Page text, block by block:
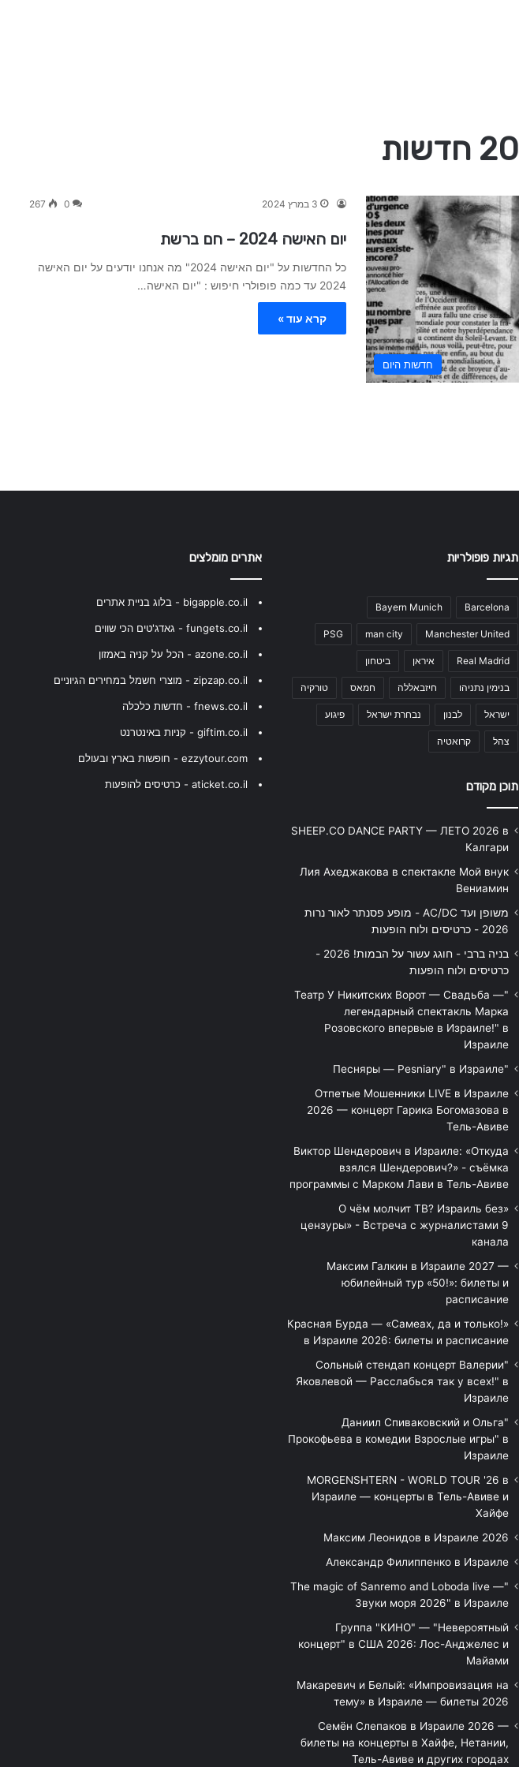
חדשות היום
3 במרץ 2024 0
267
יום האישה 2024 – חם ברשת
כל החדשות על "יום האישה 2024" מה אנחנו יודעים על יום האישה
2024 עד כמה פופולרי חיפוש : "יום האישה…
קרא עוד »
תגיות פופולריות
Barcelona
Bayern Munich
Manchester United
man city
PSG
Real Madrid איראן ביטחון
בנימין נתניהו חיזבאללה חמאס טורקיה
ישראל לבנון נבחרת ישראל פיגוע
צהל קרואטיה
תוכן מקודם
SHEEP.CO DANCE PARTY — ЛЕТО 2026 в
Калгари
Лия Ахеджакова в спектакле Мой внук
Вениамин
משופן ועד AC/DC - מופע פסנתר לאור נרות
2026 - כרטיסים ולוח הופעות
בניה ברבי - חוגג עשור על הבמות! 2026 -
כרטיסים ולוח הופעות
"Театр У Никитских Ворот — Свадьба —
легендарный спектакль Марка
Розовского впервые в Израиле!" в
Израиле
"Песняры — Pesniary" в Израиле
Отпетые Мошенники LIVE в Израиле
2026 — концерт Гарика Богомазова в
Тель-Авиве
Виктор Шендерович в Израиле: «Откуда
взялся Шендерович?» - съёмка
программы с Марком Лави в Тель-Авиве
«О чём молчит ТВ? Израиль без
цензуры» - Встреча с журналистами 9
канала
Максим Галкин в Израиле 2027 —
юбилейный тур «50!»: билеты и
расписание
Красная Бурда — «Самеах, да и только!»
в Израиле 2026: билеты и расписание
"Сольный стендап концерт Валерии
Яковлевой — Расслабься так у всех!" в
Израиле
"Даниил Спиваковский и Ольга
Прокофьева в комедии Взрослые игры" в
Израиле
MORGENSHTERN - WORLD TOUR '26 в
Израиле — концерты в Тель-Авиве и
Хайфе
Максим Леонидов в Израиле 2026
Александр Филиппенко в Израиле
"The magic of Sanremo and Loboda live —
Звуки моря 2026" в Израиле
Группа "КИНО" — "Невероятный
концерт" в США 2026: Лос-Анджелес и
Майами
Макаревич и Белый: «Импровизация на
тему» в Израиле — билеты 2026
Семён Слепаков в Израиле 2026 —
билеты на концерты в Хайфе, Нетании,
Тель-Авиве и других городах
אתרים מומלצים
bigapple.co.il - בלוג בניית אתרים
fungets.co.il - גאדג'טים הכי שווים
azone.co.il - הכל על קניה באמזון
zipzap.co.il - מוצרי חשמל במחירים הגיוניים
fnews.co.il - חדשות כלכלה
giftim.co.il - קניות באינטרנט
ezzytour.com - חופשות בארץ ובעולם
aticket.co.il - כרטיסים להופעות